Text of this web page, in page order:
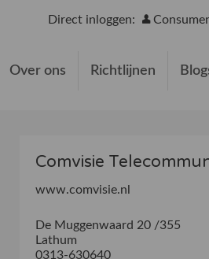
Direct inloggen:
Over ons Richtlijnen
Comvisie
www.comvisie.nl
De Muggenwaard 20 /355
Lathum
0313-630640